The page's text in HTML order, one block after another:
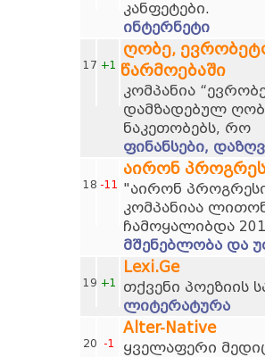
კანფეტები.
ინტერნეტი
17 +1
ღობე,
წარმოებაში
კომპანია
დამზადებულ
ნაკეთობებს, რო
ფინანსები,
18 -11
აირონ
"აირონ
კომპანიაა
ჩამოყალიბდა
მშენებლობა და
19 +1
Lexi.Ge
თქვენი პოეზიის
ლიტერატურა
20 -1
Alter-Native
ყველაფერი